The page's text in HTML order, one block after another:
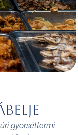
gyorséttermi